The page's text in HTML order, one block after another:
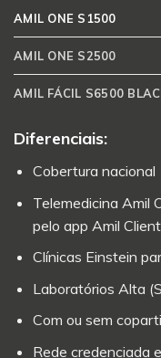
AMIL ONE S1500
AMIL ONE S2500
AMIL FÁCIL S6500
Diferenciais:
Cobertura nacional
Telemedicina Amil
pelo app Amil
Clínicas Einstein
Laboratórios Alta
Com ou sem
Rede credenciada